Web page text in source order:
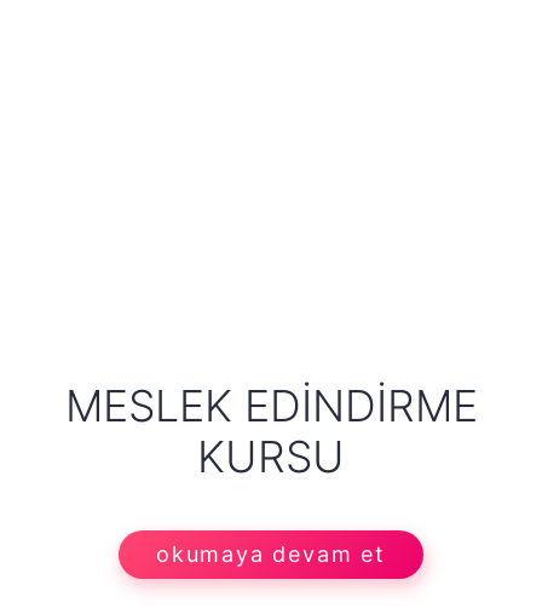
MESLEK EDINDIRME
KURSU
okumaya devam et